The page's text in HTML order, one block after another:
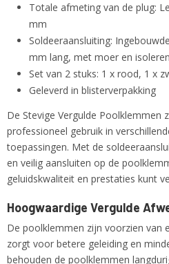
Totale afmeting van de plug:
mm
Soldeeraansluiting:
mm lang, met moer en
Set van 2 stuks: 1 x rood, 1 x
Geleverd in blisterverpakking
De Stevige Vergulde Poolklemmen
professioneel gebruik in
toepassingen. Met de
en veilig aansluiten op de
geluidskwaliteit en prestaties kunt
Hoogwaardige Vergulde
De poolklemmen zijn voorzien van
zorgt voor betere geleiding en
behouden de poolklemmen